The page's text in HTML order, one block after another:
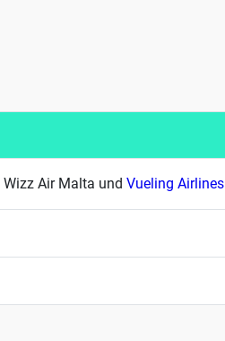
Wizz Air Malta und Vueling Airlines